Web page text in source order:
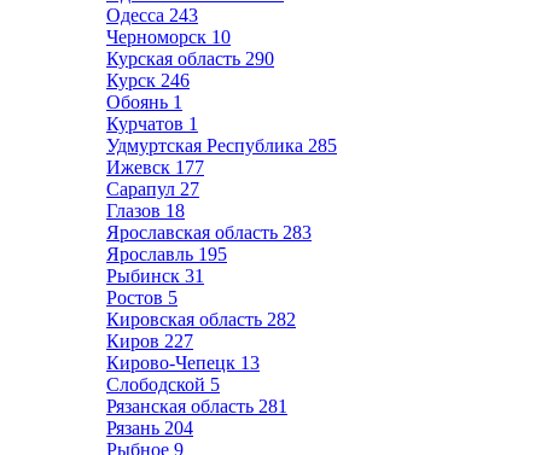
Одесса 243
Черноморск 10
Курская область 290
Курск 246
Обоянь 1
Курчатов 1
Удмуртская Республика 285
Ижевск 177
Сарапул 27
Глазов 18
Ярославская область 283
Ярославль 195
Рыбинск 31
Ростов 5
Кировская область 282
Киров 227
Кирово-Чепецк 13
Слободской 5
Рязанская область 281
Рязань 204
Рыбное 9